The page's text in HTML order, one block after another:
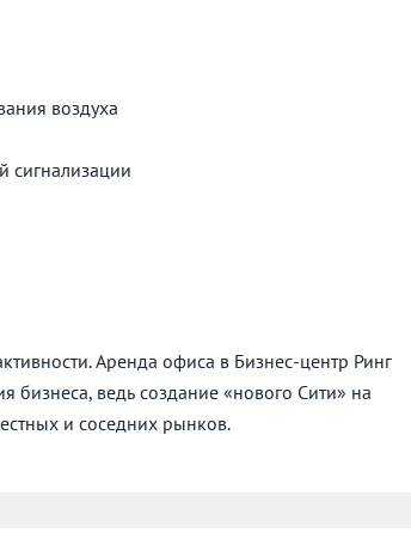
воздуха
сигнализации
Аренда офиса в Бизнес-центр Ринг
бизнеса, ведь создание «нового Сити» на
и соседних рынков.